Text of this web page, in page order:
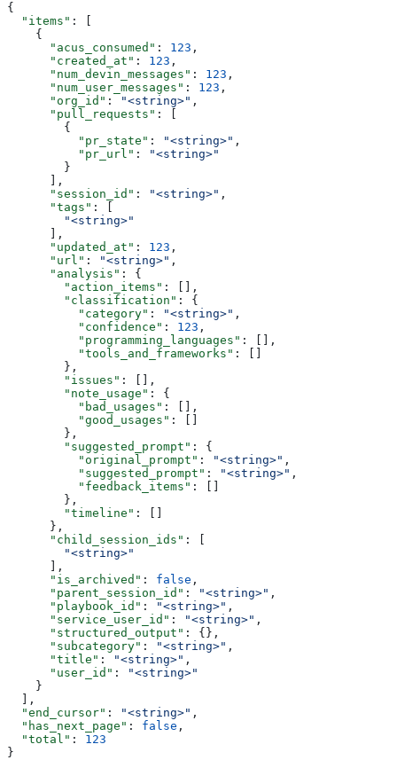
{
  "items"
: [
    {
      "acus_consumed"
: 123 ,
      "created_at"
: 123 ,
      "num_devin_messages"
: 123 ,
      "num_user_messages"
: 123 ,
      "org_id"
: "<string>" ,
      "pull_requests"
: [
        {
          "pr_state"
: "<string>" ,
          "pr_url"
:
"<string>"
        }
      ],
      "session_id"
: "<string>" ,
      "tags"
: [
        "<string>"
      ],
      "updated_at"
: 123 ,
      "url"
: "<string>" ,
      "analysis"
: {
        "action_items"
: [],
        "classification"
: {
          "category"
: "<string>" ,
          "confidence"
: 123 ,
          "programming_languages"
: [],
          "tools_and_frameworks"
: []
        },
        "issues"
: [],
        "note_usage"
: {
          "bad_usages"
: [],
          "good_usages"
: []
        },
        "suggested_prompt"
: {
          "original_prompt"
: "<string>" ,
          "suggested_prompt"
: "<string>" ,
          "feedback_items"
: []
        },
        "timeline"
: []
      },
      "child_session_ids"
: [
        "<string>"
      ],
      "is_archived"
: false ,
      "parent_session_id"
: "<string>" ,
      "playbook_id"
: "<string>" ,
      "service_user_id"
: "<string>" ,
      "structured_output"
: {},
      "subcategory"
: "<string>" ,
      "title"
: "<string>" ,
      "user_id"
:
"<string>"
    }
  ],
  "end_cursor"
: "<string>" ,
  "has_next_page"
: false ,
  "total"
: 123
}